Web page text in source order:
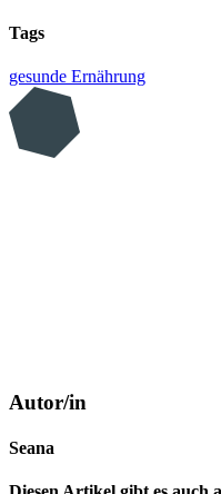
Tags
gesunde Ernährung
Autor/in
Seana